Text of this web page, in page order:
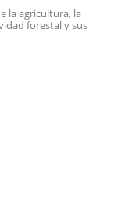
la agricultura, la
forestal y sus